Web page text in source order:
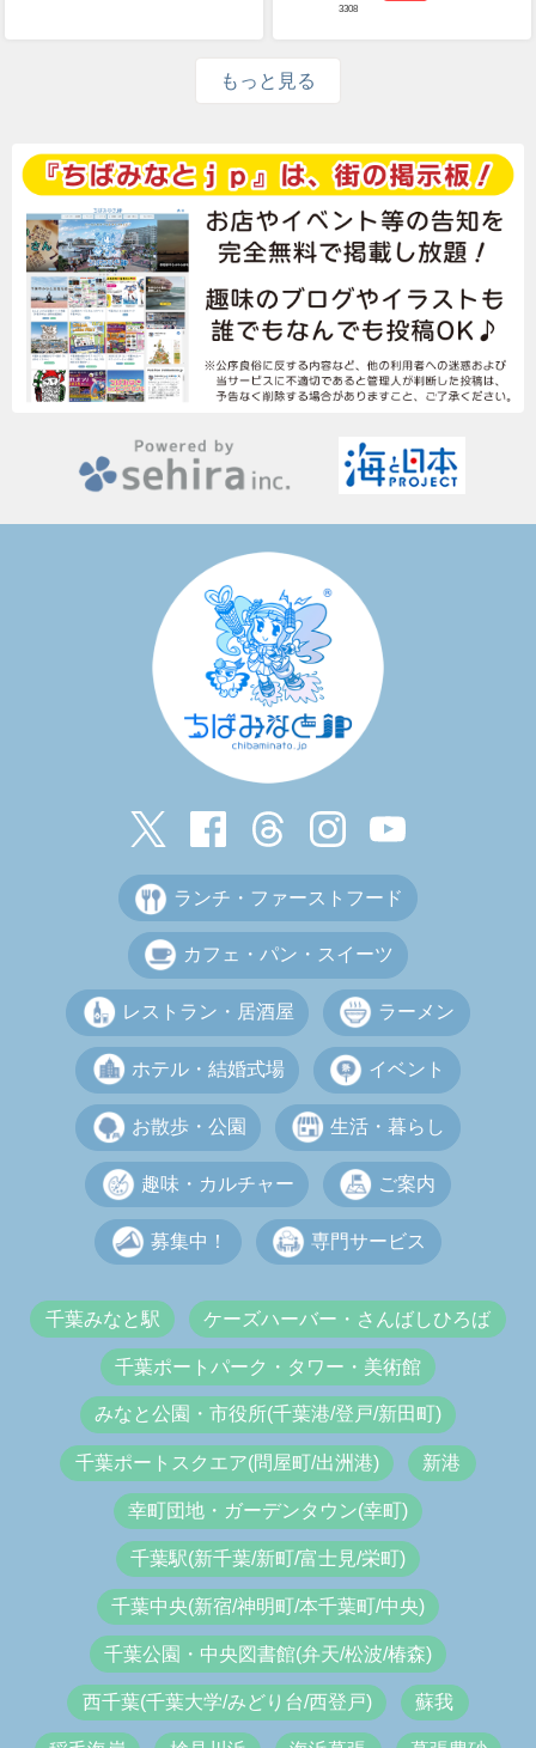
3308
もっと見る
ランチ・ファーストフード
カフェ・パン・スイーツ
レストラン・居酒屋 ラーメン
ホテル・結婚式場 イベント
お散歩・公園 生活・暮らし
趣味・カルチャー ご案内
募集中！ 専門サービス
千葉みなと駅 ケーズハーバー・さんばしひろば
千葉ポートパーク・タワー・美術館
みなと公園・市役所(千葉港/登戸/新田町)
千葉ポートスクエア(問屋町/出洲港) 新港
幸町団地・ガーデンタウン(幸町)
千葉駅(新千葉/新町/富士見/栄町)
千葉中央(新宿/神明町/本千葉町/中央)
千葉公園・中央図書館(弁天/松波/椿森)
西千葉(千葉大学/みどり台/西登戸) 蘇我